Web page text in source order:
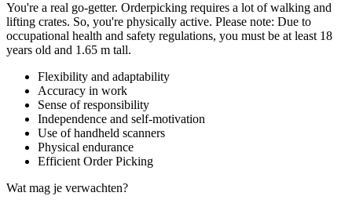
You're a real go-getter. Orderpicking requires a lot of walking and
lifting crates. So, you're physically active. Please note: Due to
occupational health and safety regulations, you must be at least 18
years old and 1.65 m tall.
Flexibility and adaptability
Accuracy in work
Sense of responsibility
Independence and self-motivation
Use of handheld scanners
Physical endurance
Efficient Order Picking
Wat mag je verwachten?